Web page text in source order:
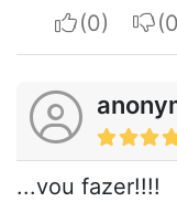
I
I
...vou fazer!!!!